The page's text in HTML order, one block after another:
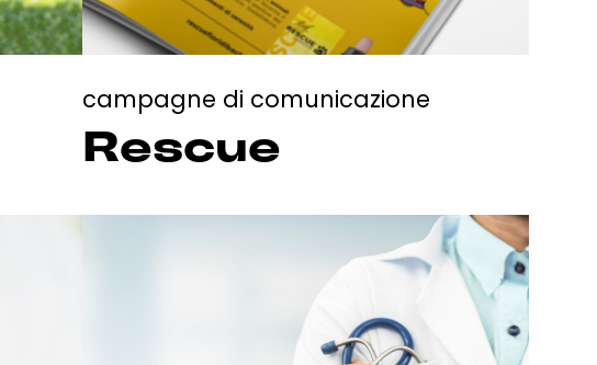
campagne di comunicazione
Rescue